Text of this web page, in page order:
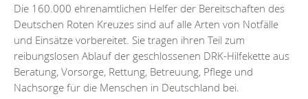
Die 160.000 ehrenamtlichen Helfer der Bereitschaften des
Deutschen Roten Kreuzes sind auf alle Arten von Notfälle
und Einsätze vorbereitet. Sie tragen ihren Teil zum
reibungslosen Ablauf der geschlossenen DRK-Hilfekette aus
Beratung, Vorsorge, Rettung, Betreuung, Pflege und
Nachsorge für die Menschen in Deutschland bei.